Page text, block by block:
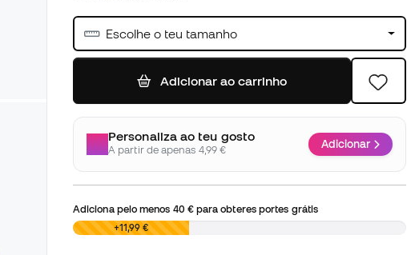
Escolhe o teu tamanho
Adicionar ao carrinho
Personaliza ao teu gosto
A partir de apenas 4,99 € Adicionar
Adiciona pelo menos 40 €para obteres portes grátis
0,00 € +11,99 €